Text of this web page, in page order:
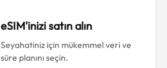
eSIM'inizi satın alın
Seyahatiniz için mükemmel veri ve
süre planını seçin.